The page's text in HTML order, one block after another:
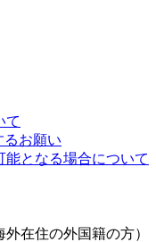
て
るお願い
となる場合について
在住の外国籍の方）